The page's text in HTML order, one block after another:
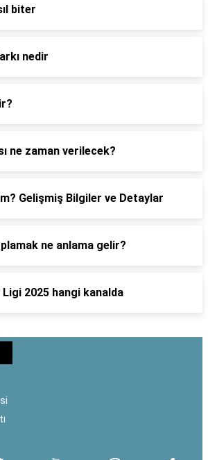
biter
nedir
ne zaman verilecek?
Gelişmiş Bilgiler ve Detaylar
ne anlama gelir?
2025 hangi kanalda